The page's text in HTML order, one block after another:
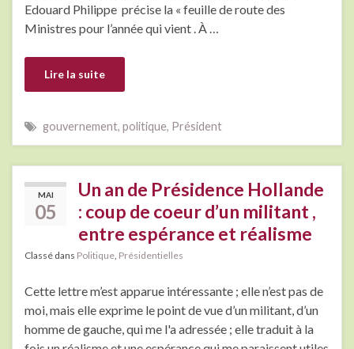
Edouard Philippe précise la « feuille de route des
Ministres pour l’année qui vient . À …
Lire la suite
gouvernement, politique, Président
MAI
05
Un an de Présidence Hollande
: coup de coeur d’un militant ,
entre espérance et réalisme
Classé dans Politique Présidentielles
Cette lettre m’est apparue intéressante ; elle n’est pas de
moi, mais elle exprime le point de vue d’un militant, d’un
homme de gauche, qui me l'a adressée ; elle traduit à la